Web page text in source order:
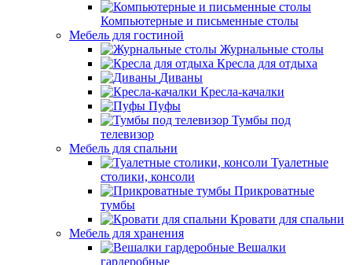
Компьютерные и письменные столы
Мебель для гостиной
Журнальные столы
Кресла для отдыха
Диваны
Кресла-качалки
Пуфы
Тумбы под
телевизор
Мебель для спальни
Туалетные
столики, консоли
Прикроватные
тумбы
Кровати для спальни
Мебель для хранения
Вешалки
гардеробные